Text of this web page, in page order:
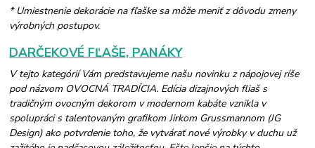
* Umiestnenie dekorácie na fľaške sa môže meniť z dôvodu zmeny
výrobných postupov.
DARČEKOVÉ FĽAŠE, PANÁKY
V tejto kategórií Vám predstavujeme našu novinku z nápojovej ríše
pod názvom OVOCNÁ TRADÍCIA. Edícia dizajnových fliaš s
tradičným ovocným dekorom v modernom kabáte vznikla v
spolupráci s talentovaným grafikom Jirkom Grussmannom (JG
Design) ako potvrdenie toho, že vytvárať nové výrobky v duchu už